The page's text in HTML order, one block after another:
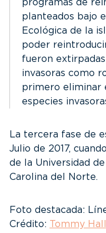
programas de
planteados bajo
Ecológica de la
poder
fueron
invasoras como
primero eliminar
especies
La tercera fase de
Julio de 2017,
de la Universidad
Carolina del Norte.
Foto destacada:
Crédito:
Tommy